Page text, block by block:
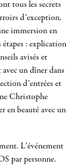
tous les secrets
d’exception.
immersion en
: explication
avisés et
un dîner dans
d’entrées et
Christophe
en beauté avec un
L’événement
par personne.